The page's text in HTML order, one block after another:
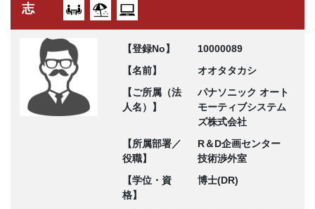
志
【登録No】
10000089
【名前】
オオタタカシ
【ご所属（法
人名）】
パナソニック オート
モーティブシステム
ズ株式会社
【所属部署／
役職】
R＆D企画センター
技術渉外室
【学位・資
格】
博士(DR)